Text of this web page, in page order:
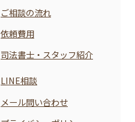
ご相談の流れ
依頼費用
司法書士・スタッフ紹介
LINE相談
メール問い合わせ